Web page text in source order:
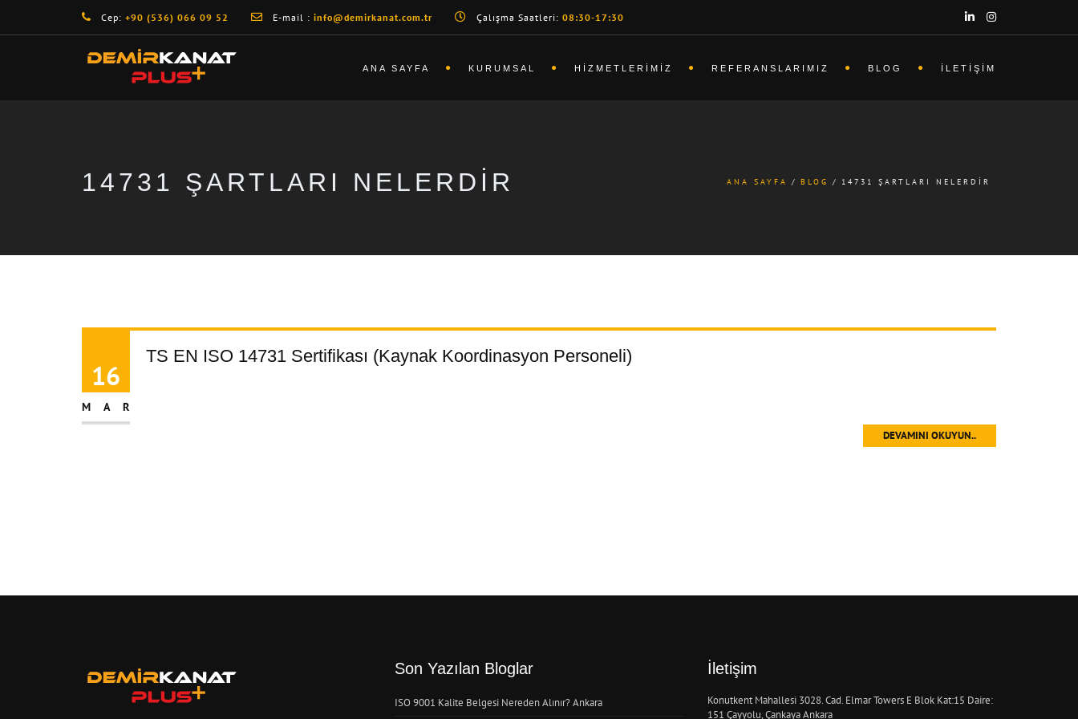
Cep: +90 (536) 066 09 52 E-mail : info@demirkanat.com.tr Çalışma Saatleri: 08:30-17:30
ANA SAYFA KURUMSAL HIZMETLERIMIZ REFERANSLARIMIZ BLOG İLETIŞIM
14731 ŞARTLARI NELERDIR ANA SAYFA BLOG 14731 ŞARTLARI NELERDIR
16
MAR
TS EN ISO 14731 Sertifikası (Kaynak Koordinasyon Personeli)
DEVAMINI OKUYUN..
Son Yazılan Bloglar
ISO 9001 Kalite Belgesi Nereden Alınır? Ankara
İletişim
Konutkent Mahallesi 3028. Cad. Elmar Towers E Blok Kat:15 Daire:
151 Çayyolu, Çankaya Ankara